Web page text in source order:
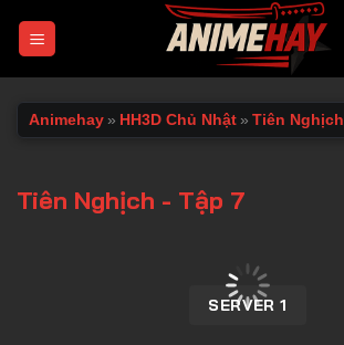
Animehay » HH3D Chủ Nhật » Tiên Nghịch
Tiên Nghịch - Tập 7
SERVER 1